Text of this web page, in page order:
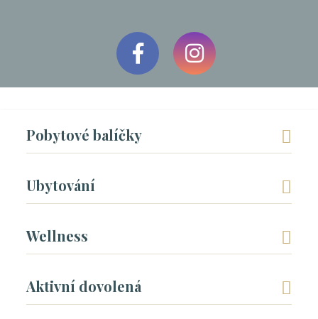
Pobytové balíčky
Ubytování
Wellness
Aktivní dovolená